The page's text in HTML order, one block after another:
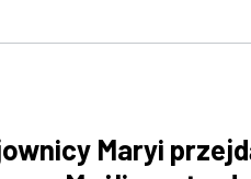
Maryi